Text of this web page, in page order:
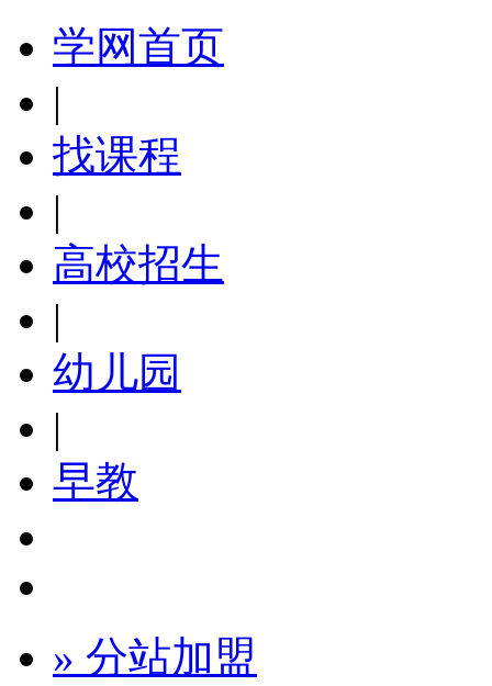
学网首页
|
找课程
|
高校招生
|
幼儿园
|
早教
» 分站加盟